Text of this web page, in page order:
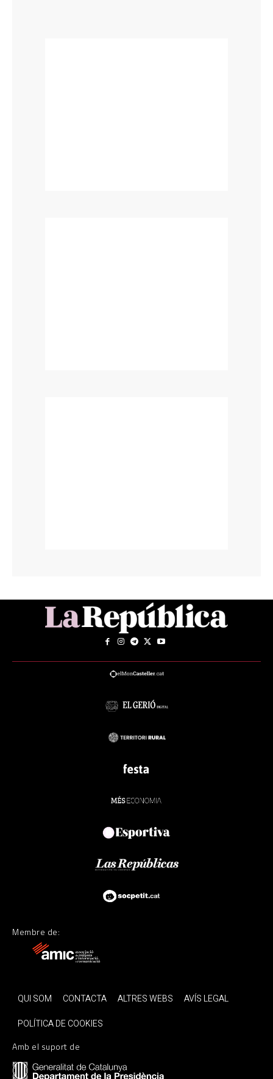
Membre de:
QUI SOM CONTACTA ALTRES WEBS
AVÍS LEGAL
POLÍTICA DE COOKIES
Amb el suport de